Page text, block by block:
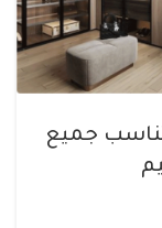
جميع